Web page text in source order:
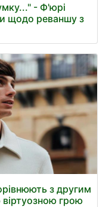
- Ф'юрі
щодо реваншу з
з другим
грою